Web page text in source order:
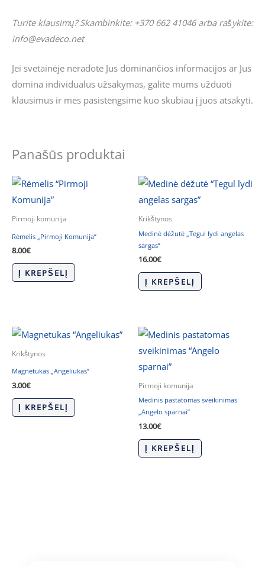
Turite klausimų? Skambinkite: +370 662 41046 arba rašykite:
info@evadeco.net
Jei svetainėje neradote Jus dominančios informacijos ar Jus
domina individualus užsakymas, galite mums užduoti
klausimus ir mes pasistengsime kuo skubiau į juos atsakyti.
Panašūs produktai
Pirmoji komunija
Rėmelis „Pirmoji Komunija”
8.00€
Į KREPŠELĮ
Krikštynos
Medinė dėžutė „Tegul lydi angelas
sargas”
16.00€
Į KREPŠELĮ
Krikštynos
Magnetukas „Angeliukas”
3.00€
Į KREPŠELĮ
Pirmoji komunija
Medinis pastatomas sveikinimas
„Angelo sparnai”
13.00€
Į KREPŠELĮ